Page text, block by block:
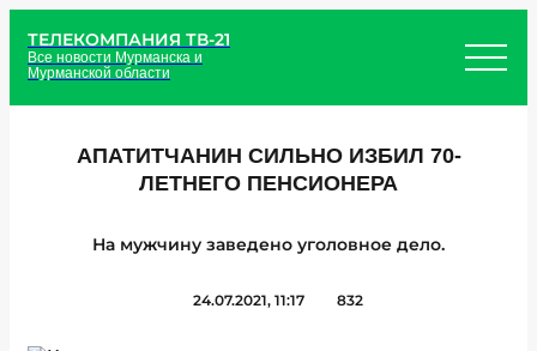
ТЕЛЕКОМПАНИЯ ТВ-21
Все новости Мурманска и
Мурманской области
АПАТИТЧАНИН СИЛЬНО ИЗБИЛ 70-
ЛЕТНЕГО ПЕНСИОНЕРА
На мужчину заведено уголовное дело.
24.07.2021, 11:17 832